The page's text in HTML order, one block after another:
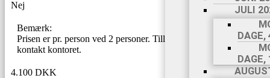
JULI
Nej
Bemærk:
Prisen er pr. person ved 2 personer. Tillæg for solorejsende -
kontakt kontoret.
4.100 DKK